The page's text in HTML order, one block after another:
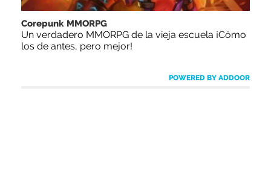
Corepunk MMORPG
Un verdadero MMORPG de la vieja escuela ¡Cómo
los de antes, pero mejor!
POWERED BY ADDOOR